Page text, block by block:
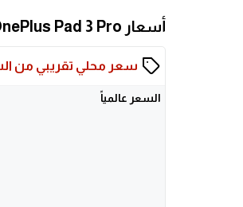
أسعار OnePlus Pad 3 Pro التفصيلية
سعر محلي تقريبي من
السعر عالمياً